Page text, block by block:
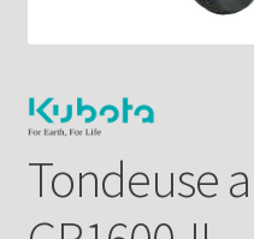
Tondeuse